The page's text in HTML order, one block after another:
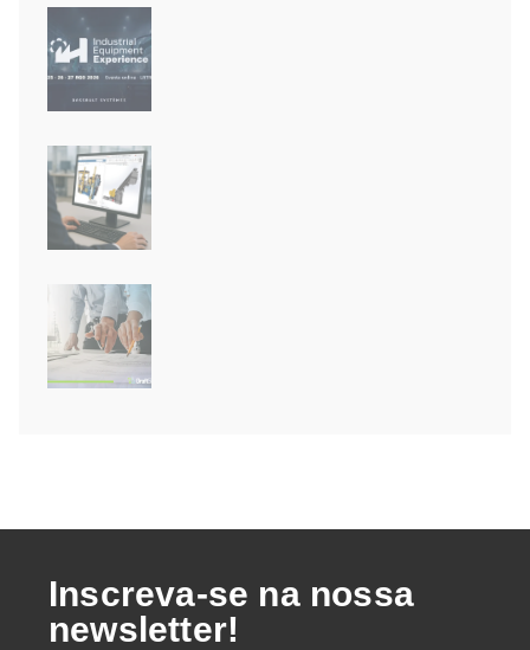
Students: o software da indústria
agora gratuito para estudantes
equipamentos industriais
acontece em agosto
SP3: a Inteligência Artificial
finalmente chegou!
Inscreva-se na nossa
newsletter!